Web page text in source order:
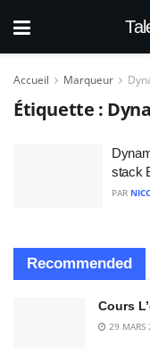
Accueil Marqueur
Étiquette :
stack
PAR
Recommended
Cours
29 MARS